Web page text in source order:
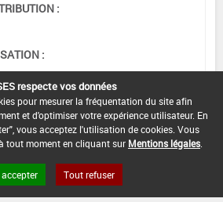
:
:
de terre*Trt
NOMBRE MAX
D'APPLICATION
DÉLAIS AVANT
RÉCOLTE
respecte vos données
pour mesurer la fréquentation du site afin
et d'optimiser votre expérience utilisateur. En
vous acceptez l'utilisation de cookies. Vous
tout moment en cliquant sur Mentions légales
Tout refuser